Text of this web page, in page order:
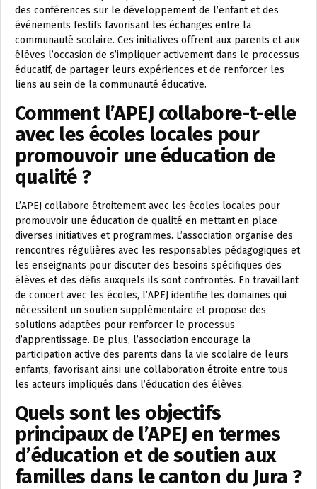
des conférences sur le développement de l’enfant et des
événements festifs favorisant les échanges entre la
communauté scolaire. Ces initiatives offrent aux parents et aux
élèves l’occasion de s’impliquer activement dans le processus
éducatif, de partager leurs expériences et de renforcer les
liens au sein de la communauté éducative.
Comment l’APEJ collabore-t-elle
avec les écoles locales pour
promouvoir une éducation de
qualité ?
L’APEJ collabore étroitement avec les écoles locales pour
promouvoir une éducation de qualité en mettant en place
diverses initiatives et programmes. L’association organise des
rencontres régulières avec les responsables pédagogiques et
les enseignants pour discuter des besoins spécifiques des
élèves et des défis auxquels ils sont confrontés. En travaillant
de concert avec les écoles, l’APEJ identifie les domaines qui
nécessitent un soutien supplémentaire et propose des
solutions adaptées pour renforcer le processus
d’apprentissage. De plus, l’association encourage la
participation active des parents dans la vie scolaire de leurs
enfants, favorisant ainsi une collaboration étroite entre tous
les acteurs impliqués dans l’éducation des élèves.
Quels sont les objectifs
principaux de l’APEJ en termes
d’éducation et de soutien aux
familles dans le canton du Jura ?